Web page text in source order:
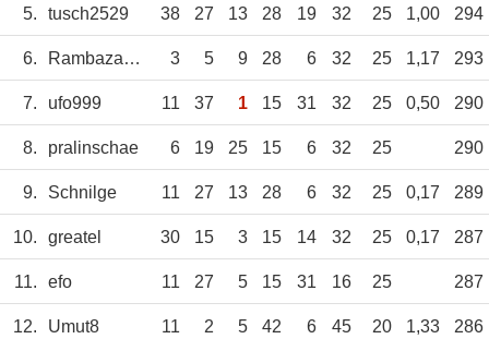
5. tusch2529 38 27 13 28 19 32 25 1,00 294
6. Rambazamba 3 5 9 28 6 32 25 1,17 293
7. ufo999 11 37 1 15 31 32 25 0,50 290
8. pralinschae 6 19 25 15 6 32 25 290
9. Schnilge 11 27 13 28 6 32 25 0,17 289
10. greatel 30 15 3 15 14 32 25 0,17 287
11. efo 11 27 5 15 31 16 25 287
12. Umut8 11 2 5 42 6 45 20 1,33 286